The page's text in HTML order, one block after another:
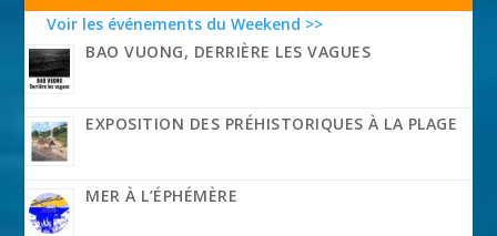
Voir les événements du Weekend >>
BAO VUONG, DERRIÈRE LES VAGUES
EXPOSITION DES PRÉHISTORIQUES À LA PLAGE
MER À L’ÉPHÉMÈRE